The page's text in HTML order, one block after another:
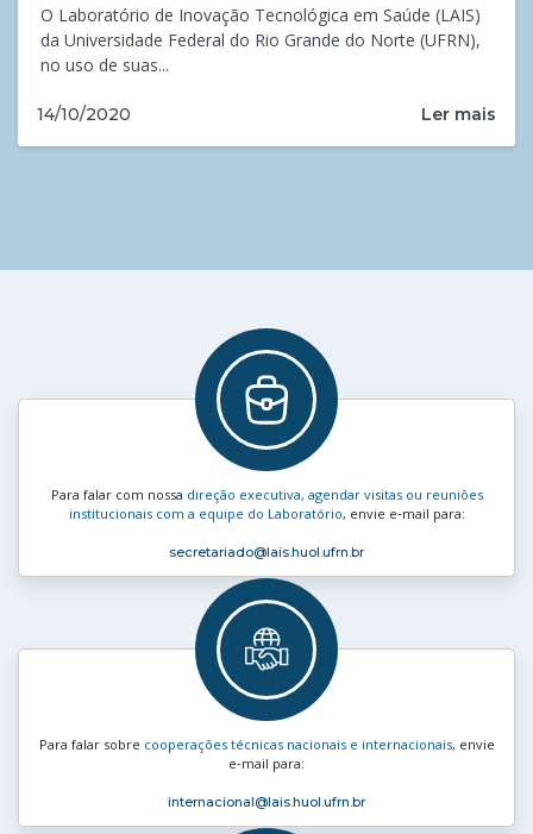
O Laboratório de Inovação Tecnológica em Saúde (LAIS)
da Universidade Federal do Rio Grande do Norte (UFRN),
no uso de suas...
14/10/2020 Ler mais
Para falar com nossa direção executiva, agendar visitas ou reuniões
institucionais com a equipe do Laboratório, envie e‑mail para:
secretariado@lais.huol.ufrn.br
Para falar sobre cooperações técnicas nacionais e internacionais, envie
e‑mail para:
internacional@lais.huol.ufrn.br